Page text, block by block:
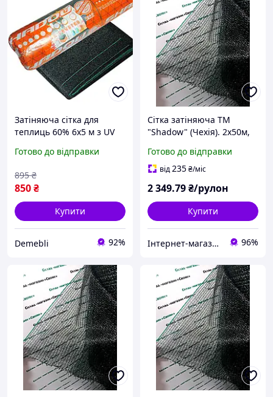
Затіняюча сітка для
теплиць 60% 6х5 м з UV
пакетах для городу та
Готово до відправки
850₴
895 ₴
Купити
Demebli 92%
Сітка затіняюча ТМ
"Shadow" (Чехія). 2х50м,
Готово до відправки
від235₴/міс
2 349.79₴/рулон
Купити
Інтернет-магазин "Mirdo" для дому, саду та авто. 96%